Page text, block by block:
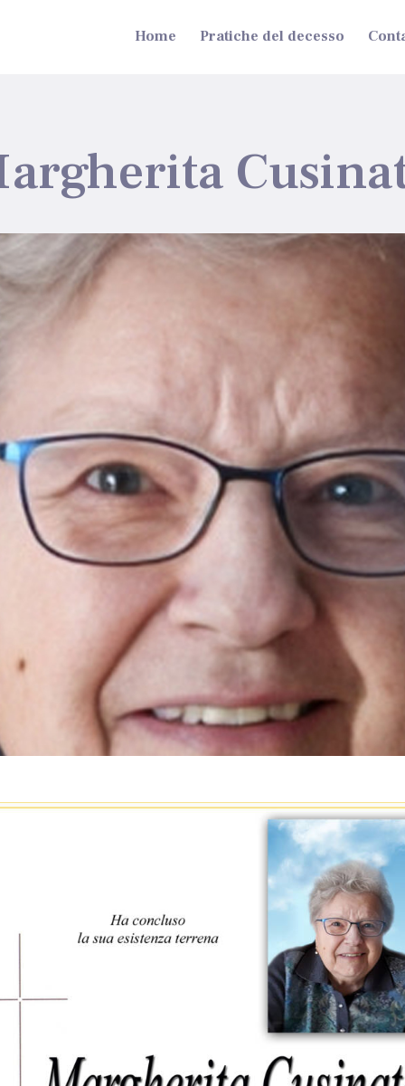
Home Pratiche del decesso